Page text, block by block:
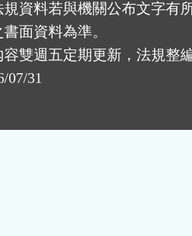
規資料若與機關公布文字有
面資料為準。
容雙週五定期更新，法規整
07/31